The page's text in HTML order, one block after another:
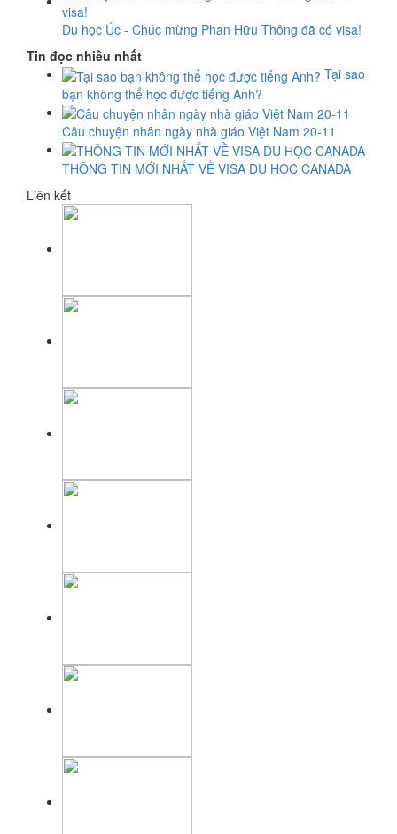
Du học Úc - Chúc mừng Phan Hữu Thông đã có visa!
Tin đọc nhiều nhất
Tại sao
bạn không thể học được tiếng Anh?
Câu chuyện nhân ngày nhà giáo Việt Nam 20-11
THÔNG TIN MỚI NHẤT VỀ VISA DU HỌC CANADA
Liên kết